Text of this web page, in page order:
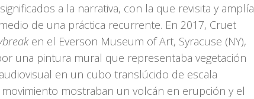
a la narrativa, con la que revisita y amplía
de una práctica recurrente. En 2017, Cruet
en el Everson Museum of Art, Syracuse (NY),
una pintura mural que representaba vegetación
en un cubo translúcido de escala
movimiento mostraban un volcán en erupción y el